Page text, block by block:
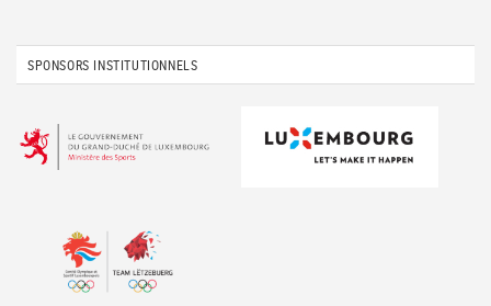
SPONSORS INSTITUTIONNELS